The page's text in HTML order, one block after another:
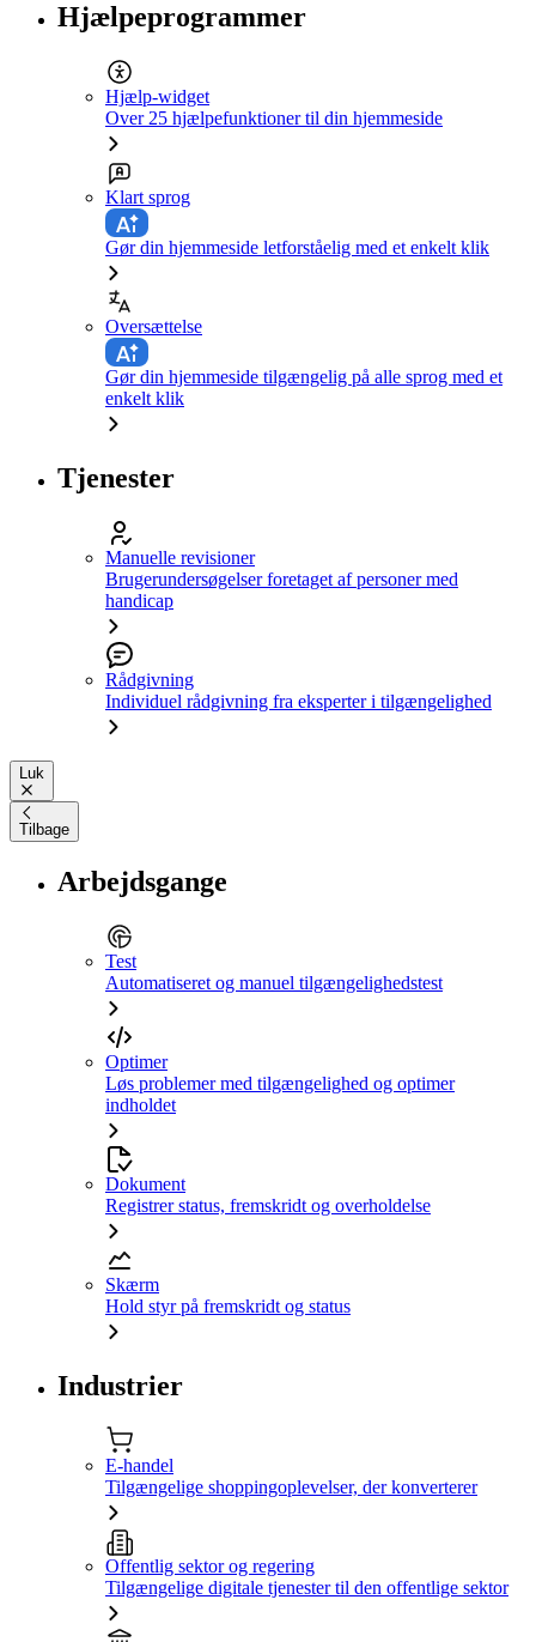
Hjælpeprogrammer
Hjælp-widget
Over 25 hjælpefunktioner til din hjemmeside
Klart sprog
Gør din hjemmeside letforståelig med et enkelt klik
Oversættelse
Gør din hjemmeside tilgængelig på alle sprog med et
enkelt klik
Tjenester
Manuelle revisioner
Brugerundersøgelser foretaget af personer med
handicap
Rådgivning
Individuel rådgivning fra eksperter i tilgængelighed
Luk
Tilbage
Arbejdsgange
Test
Automatiseret og manuel tilgængelighedstest
Optimer
Løs problemer med tilgængelighed og optimer
indholdet
Dokument
Registrer status, fremskridt og overholdelse
Skærm
Hold styr på fremskridt og status
Industrier
E-handel
Tilgængelige shoppingoplevelser, der konverterer
Offentlig sektor og regering
Tilgængelige digitale tjenester til den offentlige sektor